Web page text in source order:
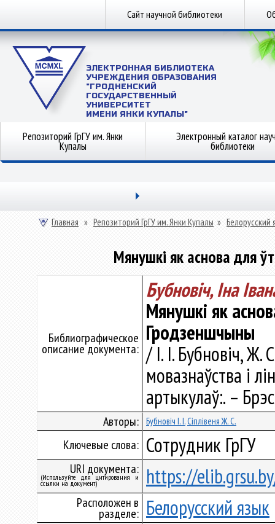
Сайт научной библиотеки
ЭЛЕКТРОННАЯ БИБЛИОТЕКА
УЧРЕЖДЕНИЯ ОБРАЗОВАНИЯ
"ГРОДНЕНСКИЙ
ГОСУДАРСТВЕННЫЙ
УНИВЕРСИТЕТ
ИМЕНИ ЯНКИ КУПАЛЫ"
Репозиторий ГрГУ им. Янки
Купалы
Электронный каталог
библиотеки
Главная » Репозиторий ГрГУ им. Янки Купалы » Белорусский
Мянушкі як аснова для
Библиографическое
описание документа:
Бубновіч, Іна
Мянушкі як
Гродзеншчыны
/ І. І. Бубновіч,
мовазнаўства і
артыкулаў:. –
Авторы: Бубновіч І. І.Сіплівеня Ж. С.
Ключевые слова: Сотрудник ГрГУ
URI документа:
(Используйте для цитирования и
ссылки на документ) https://
Расположен в
разделе: Белорусский язык